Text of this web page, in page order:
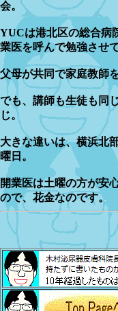
会。
YUCは港北区の総合病
業医を呼んで勉強させ
父母が共同で家庭教師
でも、講師も生徒も同
じ。
大きな違いは、横浜北
曜日。
開業医は土曜の方が安
ので、花金なのです。